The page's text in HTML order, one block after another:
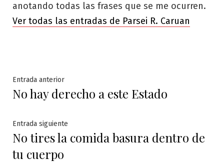
anotando todas las frases que se me ocurren.
Ver todas las entradas de Parsei R. Caruan
Navegación
de
entradas
Entrada anteriorEntrada
anterior:
No hay derecho a este Estado
Entrada siguiente
siguiente:
No tires la comida basura dentro de
tu cuerpo